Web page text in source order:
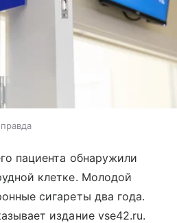
пациента обнаружили
клетке. Молодой
сигареты два года.
издание vse42.ru.